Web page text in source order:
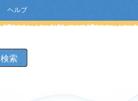
ヘルプ
検索